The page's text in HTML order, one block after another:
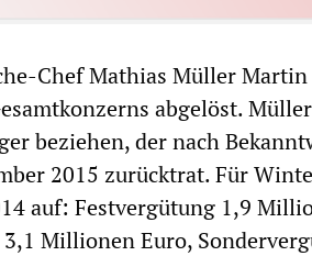
Chef Mathias Müller Martin
abgelöst.
beziehen, der nach
2015 zurücktrat. Für
auf: Festvergütung 1,9
Millionen Euro,